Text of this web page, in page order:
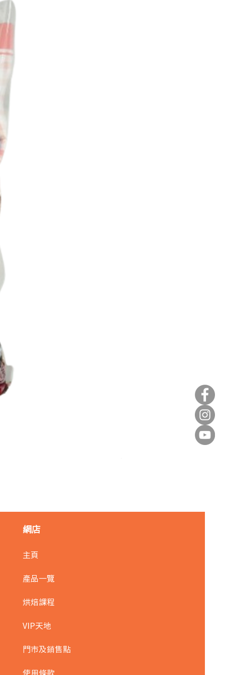
網店
主頁
產品一覽
烘焙課程
VIP天地
門市及銷售點